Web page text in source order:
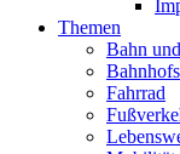
Themen
Bahn
Fahrrad